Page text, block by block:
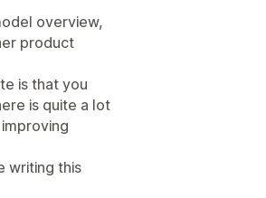
overview,
product
is that you
is quite a lot
writing this